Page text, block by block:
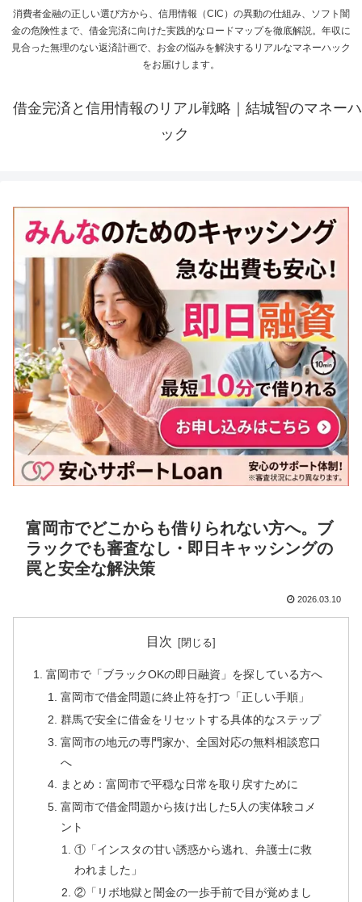
消費者金融の正しい選び方から、信用情報（CIC）の異動の仕組み、ソフト闇
金の危険性まで、借金完済に向けた実践的なロードマップを徹底解説。年収に
見合った無理のない返済計画で、お金の悩みを解決するリアルなマネーハック
をお届けします。
借金完済と信用情報のリアル戦略｜結城智のマネーハ
ック
富岡市でどこからも借りられない方へ。ブ
ラックでも審査なし・即日キャッシングの
罠と安全な解決策
2026.03.10
目次
富岡市で「ブラックOKの即日融資」を探している方へ
富岡市で借金問題に終止符を打つ「正しい手順」
群馬で安全に借金をリセットする具体的なステップ
富岡市の地元の専門家か、全国対応の無料相談窓口
へ
まとめ：富岡市で平穏な日常を取り戻すために
富岡市で借金問題から抜け出した5人の実体験コメ
ント
①「インスタの甘い誘惑から逃れ、弁護士に救
われました」
②「リボ地獄と闇金の一歩手前で目が覚めまし